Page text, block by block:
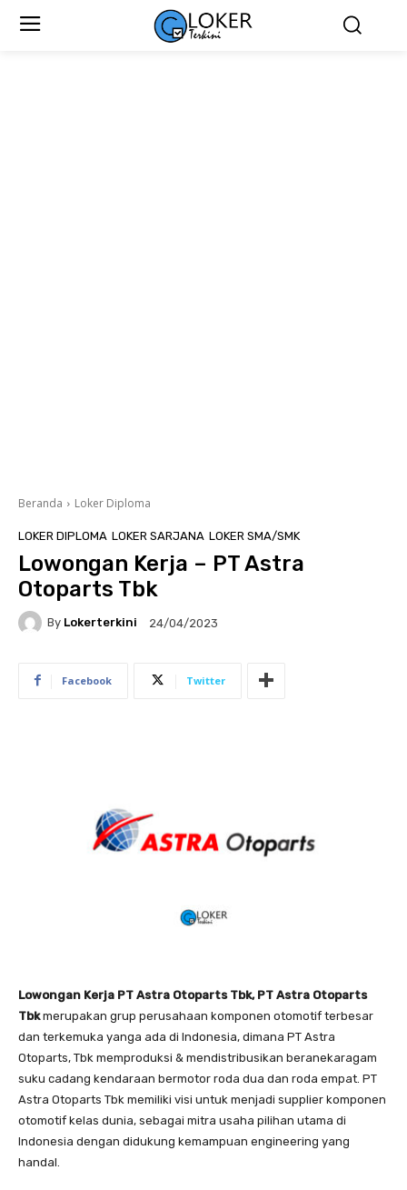
Beranda Loker Diploma
LOKER DIPLOMA LOKER SARJANA LOKER SMA/SMK
Lowongan Kerja – PT Astra
Otoparts Tbk
By Lokerterkini 24/04/2023
Facebook Twitter
Lowongan Kerja PT Astra Otoparts Tbk, PT Astra Otoparts
Tbkmerupakan grup perusahaan komponen otomotif terbesar
dan terkemuka yanga ada di Indonesia, dimana PT Astra
Otoparts, Tbk memproduksi & mendistribusikan beranekaragam
suku cadang kendaraan bermotor roda dua dan roda empat. PT
Astra Otoparts Tbk memiliki visi untuk menjadi supplier komponen
otomotif kelas dunia, sebagai mitra usaha pilihan utama di
Indonesia dengan didukung kemampuan engineering yang
handal.